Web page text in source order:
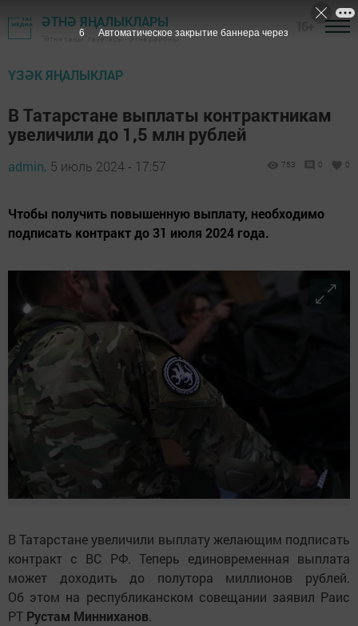
ӘТНӘ ЯҢАЛЫКЛАРЫ
"Әтнә таңы" газетасы - Әтнә районы
ҮЗӘК ЯҢАЛЫКЛАР
В Татарстане выплаты контрактникам
увеличили до 1,5 млн рублей
admin, 5 июль 2024 - 17:57 753 0 0
Чтобы получить повышенную выплату, необходимо
подписать контракт до 31 июля 2024 года.
В Татарстане увеличили выплату желающим подписать
контракт с ВС РФ. Теперь единовременная выплата
может доходить до полутора миллионов рублей.
Об этом на республиканском совещании заявил Раис
РТ Рустам Минниханов.
5 Автоматическое закрытие баннера через